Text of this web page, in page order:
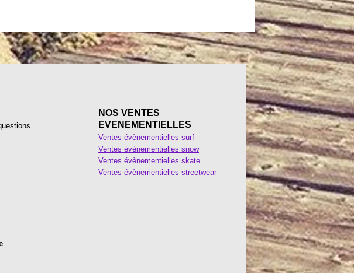
NOS VENTES
EVENEMENTIELLES
Ventes évènementielles surf
Ventes évènementielles snow
Ventes évènementielles skate
Ventes évènementielles streetwear